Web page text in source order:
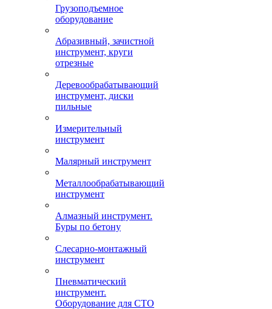
Грузоподъемное
оборудование
Абразивный, зачистной
инструмент, круги
отрезные
Деревообрабатывающий
инструмент, диски
пильные
Измерительный
инструмент
Малярный инструмент
Металлообрабатывающий
инструмент
Алмазный инструмент.
Буры по бетону
Слесарно-монтажный
инструмент
Пневматический
инструмент.
Оборудование для СТО